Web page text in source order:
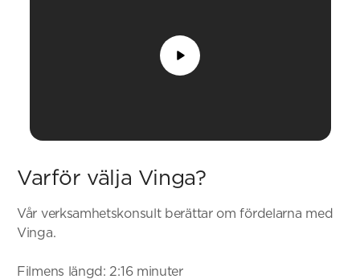
Varför välja Vinga?
Vår verksamhetskonsult berättar om fördelarna med
Vinga.
Filmens längd: 2:16 minuter